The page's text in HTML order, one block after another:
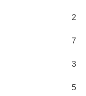
2
7
3
5